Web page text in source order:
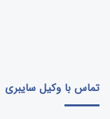
تماس با وکیل سایبری